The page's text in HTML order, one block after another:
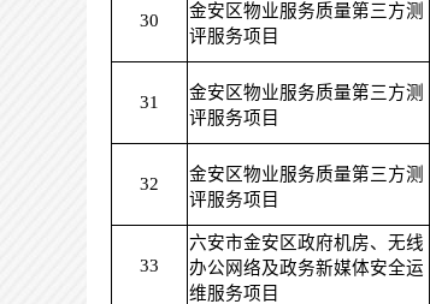
30
金安区物业服务质量第三方测
评服务项目
31
金安区物业服务质量第三方测
评服务项目
32
金安区物业服务质量第三方测
评服务项目
33
六安市金安区政府机房、无线
办公网络及政务新媒体安全运
维服务项目